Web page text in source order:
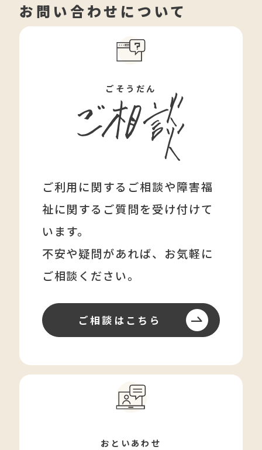
お問い合わせについて
ごそうだん
ご利用に関するご相談や障害福
祉に関する ご質問を受け付けて
います。
不安や疑問があれば、 お気軽に
ご相談ください。
ご相談はこちら
おといあわせ